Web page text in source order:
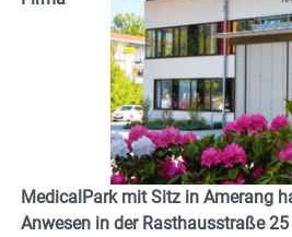
MedicalPark mit Sitz in Amerang
Anwesen in der Rasthausstraße